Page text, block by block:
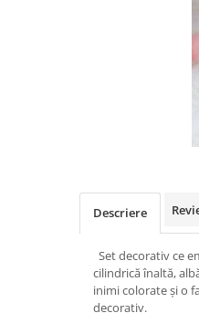
Descriere
Set decorativ ce
cilindrică înaltă,
inimi colorate și o
decorativ.